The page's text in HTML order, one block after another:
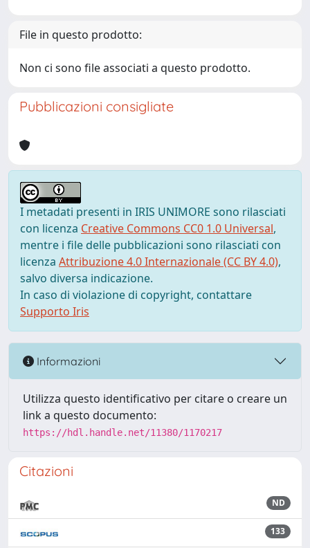
File in questo prodotto:
Non ci sono file associati a questo prodotto.
Pubblicazioni consigliate
I metadati presenti in IRIS UNIMORE sono rilasciati
con licenza Creative Commons CC0 1.0 Universal,
mentre i file delle pubblicazioni sono rilasciati con
licenza Attribuzione 4.0 Internazionale (CC BY 4.0),
salvo diversa indicazione.
In caso di violazione di copyright, contattare
Supporto Iris
Informazioni
Utilizza questo identificativo per citare o creare un
link a questo documento:
https://hdl.handle.net/11380/1170217
Citazioni
ND
133